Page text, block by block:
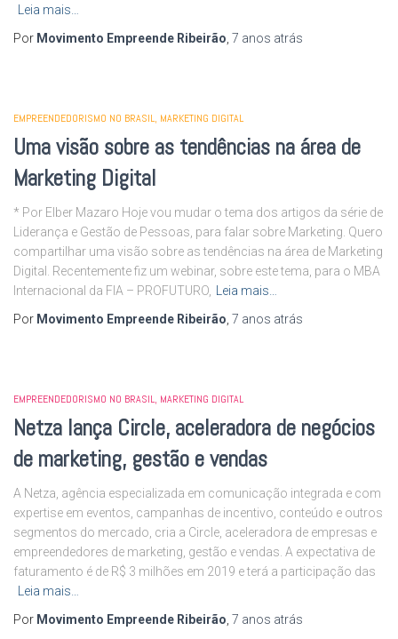
Leia mais…
Por Movimento Empreende Ribeirão 7 anos atrás
EMPREENDEDORISMO NO BRASIL MARKETING DIGITAL
Uma visão sobre as tendências na área de
Marketing Digital
* Por Elber Mazaro Hoje vou mudar o tema dos artigos da série de
Liderança e Gestão de Pessoas, para falar sobre Marketing. Quero
compartilhar uma visão sobre as tendências na área de Marketing
Digital. Recentemente fiz um webinar, sobre este tema, para o MBA
Internacional da FIA – PROFUTURO,
Leia mais…
Por Movimento Empreende Ribeirão 7 anos atrás
EMPREENDEDORISMO NO BRASIL MARKETING DIGITAL
Netza lança Circle, aceleradora de negócios
de marketing, gestão e vendas
A Netza, agência especializada em comunicação integrada e com
expertise em eventos, campanhas de incentivo, conteúdo e outros
segmentos do mercado, cria a Circle, aceleradora de empresas e
empreendedores de marketing, gestão e vendas. A expectativa de
faturamento é de R$ 3 milhões em 2019 e terá a participação das
Leia mais…
Por Movimento Empreende Ribeirão 7 anos atrás